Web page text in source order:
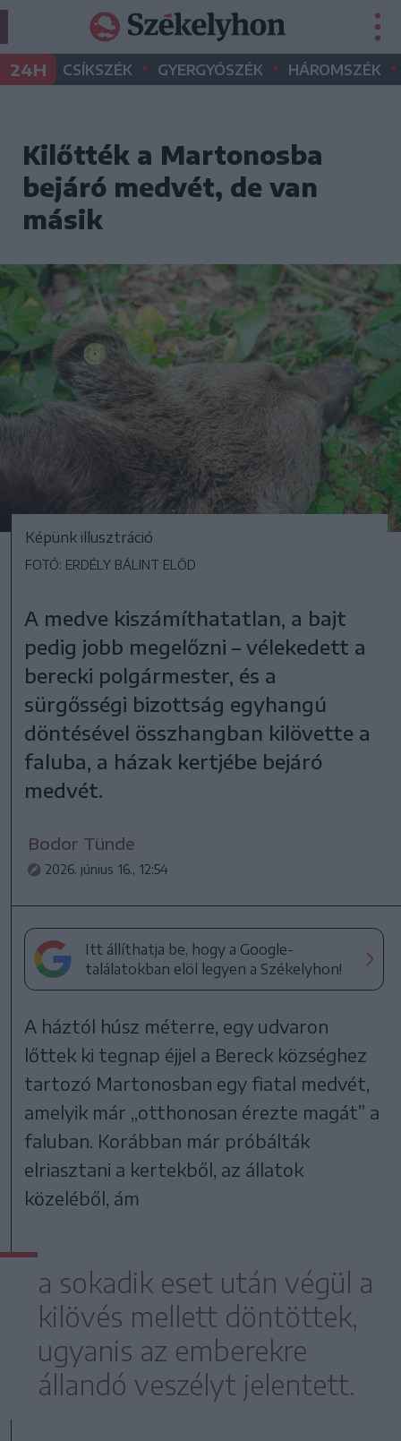
24H CSÍKSZÉK • GYERGYÓSZÉK • HÁROMSZÉK •
Kilőtték a Martonosba
bejáró medvét, de van
másik
Képünk illusztráció
FOTÓ: ERDÉLY BÁLINT ELŐD
A medve kiszámíthatatlan, a bajt
pedig jobb megelőzni – vélekedett a
berecki polgármester, és a
sürgősségi bizottság egyhangú
döntésével összhangban kilövette a
faluba, a házak kertjébe bejáró
medvét.
Bodor Tünde
2026. június 16., 12:54
Itt állíthatja be, hogy a Google-
találatokban elöl legyen a Székelyhon!
A háztól húsz méterre, egy udvaron
lőttek ki tegnap éjjel a Bereck községhez
tartozó Martonosban egy fiatal medvét,
amelyik már „otthonosan érezte magát” a
faluban. Korábban már próbálták
elriasztani a kertekből, az állatok
közeléből, ám
a sokadik eset után végül a
kilövés mellett döntöttek,
ugyanis az emberekre
állandó veszélyt jelentett.